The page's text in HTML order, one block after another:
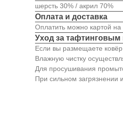
шерсть 30% / акрил 70%
Оплата и доставка
Оплатить можно картой
Уход за тафтинговым
Если вы размещаете
Влажную чистку
Для просушивания
При сильном загрязнении